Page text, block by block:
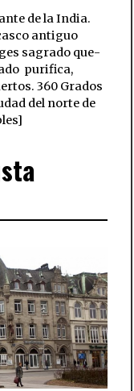
de la India.
antiguo
sagrado que-
 purifica,
360 Grados
del norte de